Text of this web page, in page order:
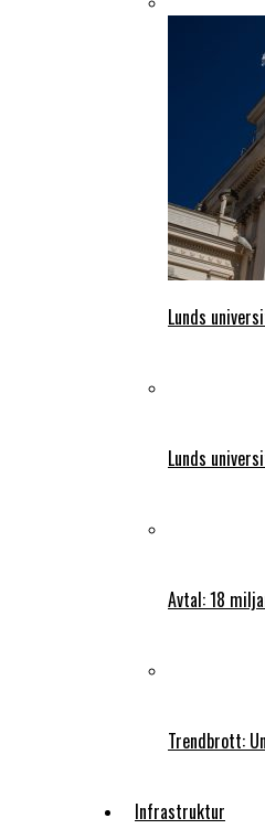
Lunds
Lunds
Avtal: 18
Trendbrott:
Infrastruktur